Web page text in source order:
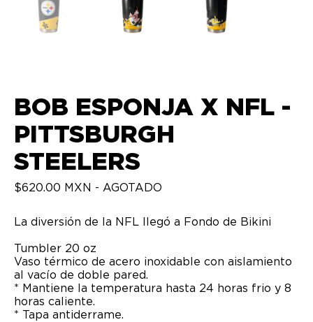
BOB ESPONJA X NFL -
PITTSBURGH
STEELERS
$620.00 MXN - AGOTADO
La diversión de la NFL llegó a Fondo de Bikini
Tumbler 20 oz
Vaso térmico de acero inoxidable con aislamiento
al vacío de doble pared.
* Mantiene la temperatura hasta 24 horas frio y 8
horas caliente.
* Tapa antiderrame.